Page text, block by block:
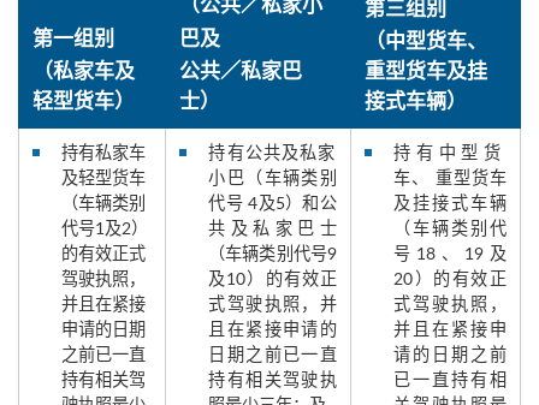
第一组别
（私家车及
轻型货车）
（公共／私家小
巴及
公共／私家巴
士）
第三组别
（中型货车、
重型货车及挂
接式车辆）
持有私家车
及轻型货车
（车辆类别
代号1及2）
的有效正式
驾驶执照，
并且在紧接
申请的日期
之前已一直
持有相关驾
持有公共及私家
小巴（车辆类别
代号 4及5）和公
共及私家巴士
（车辆类别代号9
及10）的有效正
式驾驶执照，并
且在紧接申请的
日期之前已一直
持有相关驾驶执
持有中型货
车、 重型货车
及挂接式车辆
（车辆类别代
号18、19及
20）的有效正
式驾驶执照，
并且在紧接申
请的日期之前
已一直持有相